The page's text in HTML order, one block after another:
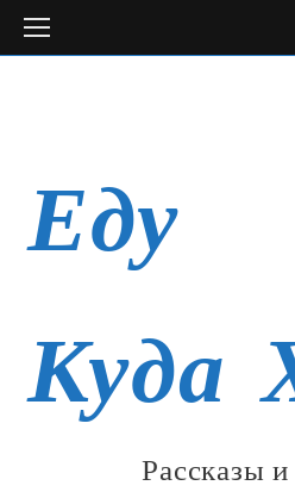
ОБО МНЕ
Еду
Куда
Рассказы
Open